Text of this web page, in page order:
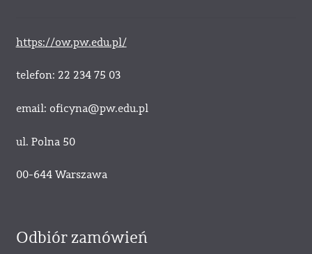
https://ow.pw.edu.pl/
telefon: 22 234 75 03
email: oficyna@pw.edu.pl
ul. Polna 50
00-644 Warszawa
Odbiór zamówień